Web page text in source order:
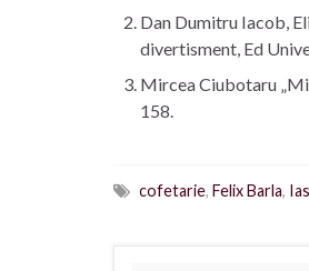
Dan Dumitru Iacob,
divertisment, Ed
Mircea Ciubotaru
158.
cofetarie, Felix Barla,